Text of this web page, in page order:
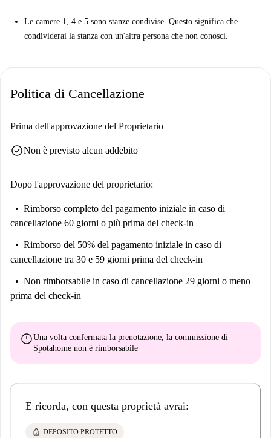
Le camere 1, 4 e 5 sono stanze condivise. Questo significa che
condividerai la stanza con un'altra persona che non conosci.
Politica di Cancellazione
Prima dell'approvazione del Proprietario
check_circleNon è previsto alcun addebito
Dopo l'approvazione del proprietario:
Rimborso completo del pagamento iniziale in caso di
cancellazione 60 giorni o più prima del check-in
Rimborso del 50% del pagamento iniziale in caso di
cancellazione tra 30 e 59 giorni prima del check-in
Non rimborsabile in caso di cancellazione 29 giorni o meno
prima del check-in
errorUna volta confermata la prenotazione, la commissione di
Spotahome non è rimborsabile
E ricorda, con questa proprietà avrai:
lock DEPOSITO PROTETTO